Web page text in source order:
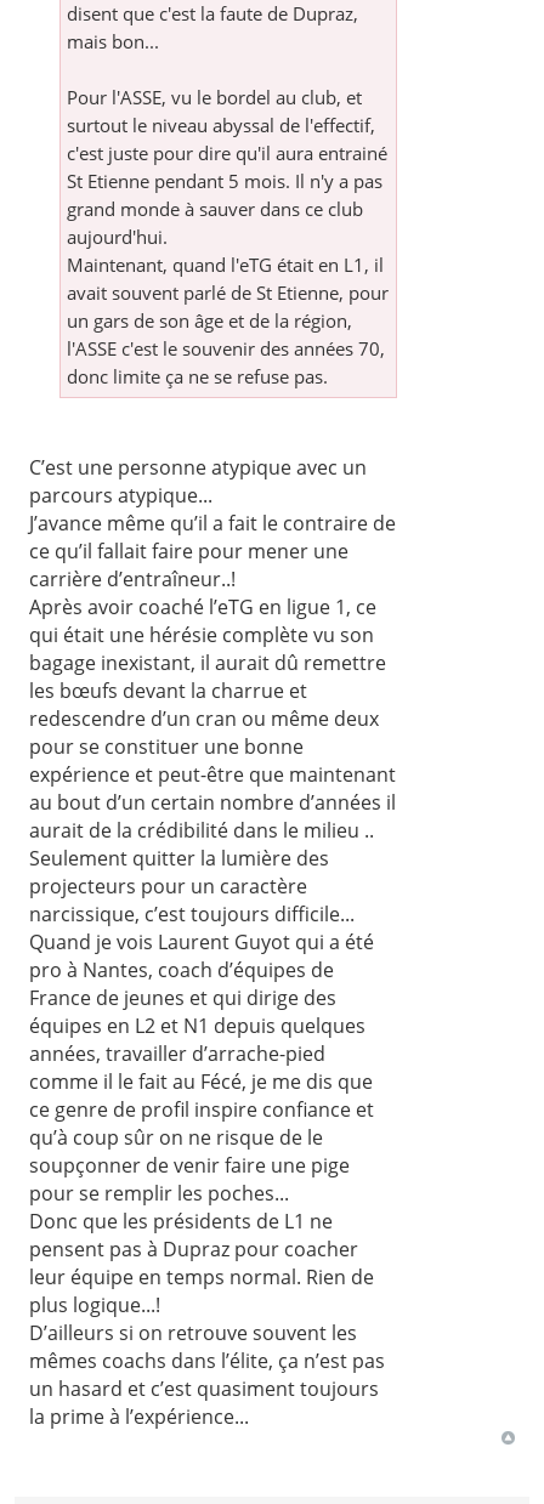
disent que c'est la faute de Dupraz,
mais bon...
Pour l'ASSE, vu le bordel au club, et
surtout le niveau abyssal de l'effectif,
c'est juste pour dire qu'il aura entrainé
St Etienne pendant 5 mois. Il n'y a pas
grand monde à sauver dans ce club
aujourd'hui.
Maintenant, quand l'eTG était en L1, il
avait souvent parlé de St Etienne, pour
un gars de son âge et de la région,
l'ASSE c'est le souvenir des années 70,
donc limite ça ne se refuse pas.
C’est une personne atypique avec un
parcours atypique...
J’avance même qu’il a fait le contraire de
ce qu’il fallait faire pour mener une
carrière d’entraîneur..!
Après avoir coaché l’eTG en ligue 1, ce
qui était une hérésie complète vu son
bagage inexistant, il aurait dû remettre
les bœufs devant la charrue et
redescendre d’un cran ou même deux
pour se constituer une bonne
expérience et peut-être que maintenant
au bout d’un certain nombre d’années il
aurait de la crédibilité dans le milieu ..
Seulement quitter la lumière des
projecteurs pour un caractère
narcissique, c’est toujours difficile...
Quand je vois Laurent Guyot qui a été
pro à Nantes, coach d’équipes de
France de jeunes et qui dirige des
équipes en L2 et N1 depuis quelques
années, travailler d’arrache-pied
comme il le fait au Fécé, je me dis que
ce genre de profil inspire confiance et
qu’à coup sûr on ne risque de le
soupçonner de venir faire une pige
pour se remplir les poches...
Donc que les présidents de L1 ne
pensent pas à Dupraz pour coacher
leur équipe en temps normal. Rien de
plus logique...!
D’ailleurs si on retrouve souvent les
mêmes coachs dans l’élite, ça n’est pas
un hasard et c’est quasiment toujours
la prime à l’expérience...